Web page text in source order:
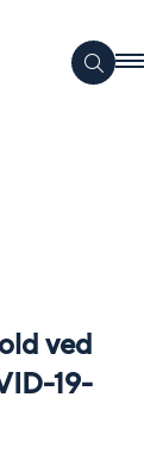
ved
19-